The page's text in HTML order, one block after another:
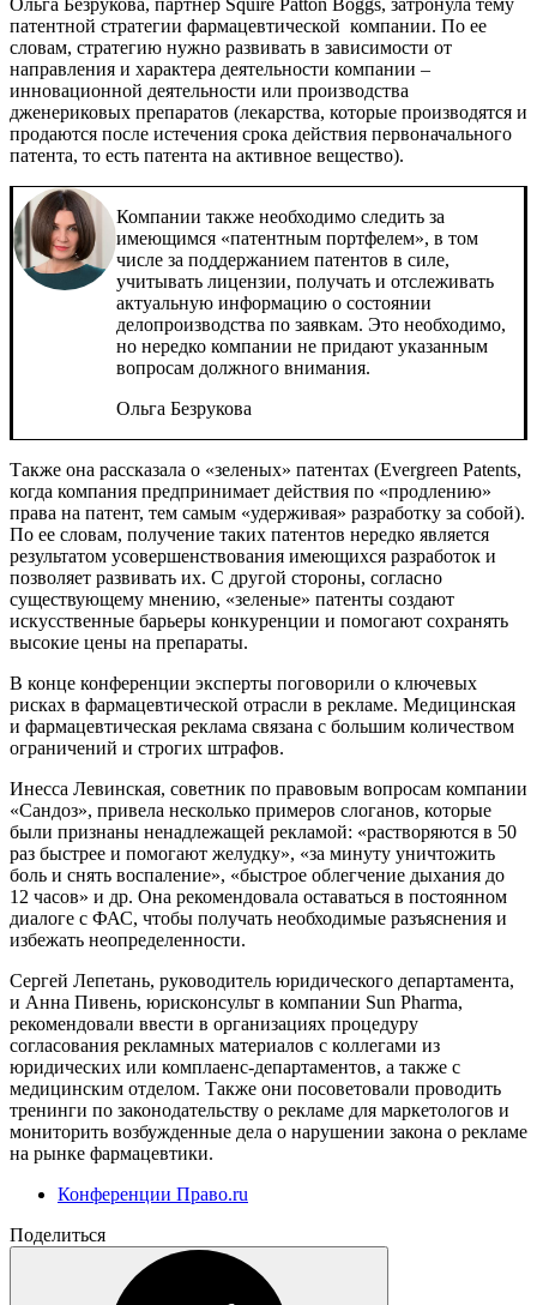
патентной стратегии фармацевтической компании. По ее
словам, стратегию нужно развивать в зависимости от
направления и характера деятельности компании –
инновационной деятельности или производства
дженериковых препаратов (лекарства, которые производятся и
продаются после истечения срока действия первоначального
патента, то есть патента на активное вещество).
Компании также необходимо следить за
имеющимся «патентным портфелем», в том
числе за поддержанием патентов в силе,
учитывать лицензии, получать и отслеживать
актуальную информацию о состоянии
делопроизводства по заявкам. Это необходимо,
но нередко компании не придают указанным
вопросам должного внимания.
Ольга Безрукова
Также она рассказала о «зеленых» патентах (Evergreen Patents,
когда компания предпринимает действия по «продлению»
права на патент, тем самым «удерживая» разработку за собой).
По ее словам, получение таких патентов нередко является
результатом усовершенствования имеющихся разработок и
позволяет развивать их. С другой стороны, согласно
существующему мнению, «зеленые» патенты создают
искусственные барьеры конкуренции и помогают сохранять
высокие цены на препараты.
В конце конференции эксперты поговорили о ключевых
рисках в фармацевтической отрасли в рекламе. Медицинская
и фармацевтическая реклама связана с большим количеством
ограничений и строгих штрафов.
Инесса Левинская, советник по правовым вопросам компании
«Сандоз», привела несколько примеров слоганов, которые
были признаны ненадлежащей рекламой: «растворяются в 50
раз быстрее и помогают желудку», «за минуту уничтожить
боль и снять воспаление», «быстрое облегчение дыхания до
12 часов» и др. Она рекомендовала оставаться в постоянном
диалоге с ФАС, чтобы получать необходимые разъяснения и
избежать неопределенности.
Сергей Лепетань, руководитель юридического департамента,
и Анна Пивень, юрисконсульт в компании Sun Pharma,
рекомендовали ввести в организациях процедуру
согласования рекламных материалов с коллегами из
юридических или комплаенс-департаментов, а также с
медицинским отделом. Также они посоветовали проводить
тренинги по законодательству о рекламе для маркетологов и
мониторить возбужденные дела о нарушении закона о рекламе
на рынке фармацевтики.
Конференции Право.ru
Поделиться